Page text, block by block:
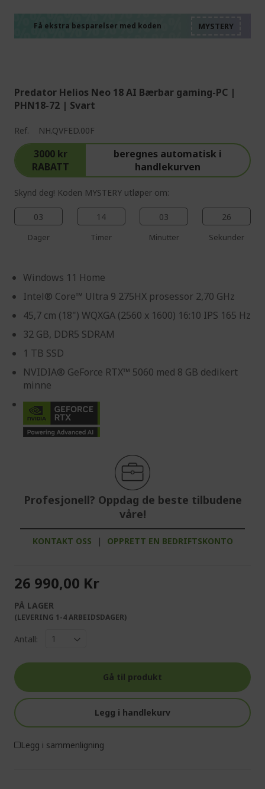
Få ekstra besparelser med koden
Predator Helios Neo 18 AI Bærbar gaming-PC |
PHN18-72 | Svart
Ref. NH.QVFED.00F
3000 kr
RABATT
beregnes automatisk i
handlekurven
Skynd deg! Koden MYSTERY utløper om:
03
Dager
14
Timer
03
Minutter
25
Sekunder
Windows 11 Home
Intel® Core™ Ultra 9 275HX prosessor 2,70 GHz
45,7 cm (18") WQXGA (2560 x 1600) 16:10 IPS 165 Hz
32 GB, DDR5 SDRAM
1 TB SSD
NVIDIA® GeForce RTX™ 5060 med 8 GB dedikert
minne
Profesjonell? Oppdag de beste tilbudene
våre!
KONTAKT OSS | OPPRETT EN BEDRIFTSKONTO
26 990,00 Kr
PÅ LAGER
(LEVERING 1-4 ARBEIDSDAGER)
Antall:
Gå til produkt
Legg i handlekurv
Legg i sammenligning